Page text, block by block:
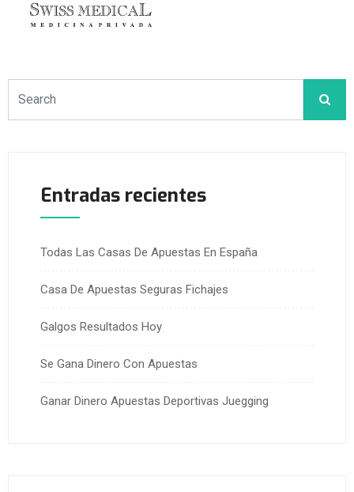
Entradas recientes
Todas Las Casas De Apuestas En España
Casa De Apuestas Seguras Fichajes
Galgos Resultados Hoy
Se Gana Dinero Con Apuestas
Ganar Dinero Apuestas Deportivas Juegging